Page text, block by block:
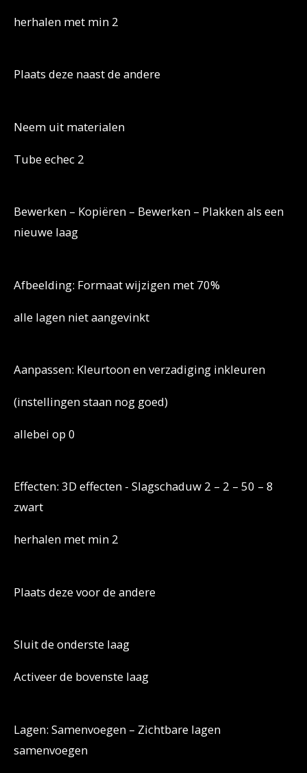
herhalen met min 2
Plaats deze naast de andere
Neem uit materialen
Tube echec 2
Bewerken – Kopiëren – Bewerken – Plakken als een
nieuwe laag
Afbeelding: Formaat wijzigen met 70%
alle lagen niet aangevinkt
Aanpassen: Kleurtoon en verzadiging inkleuren
(instellingen staan nog goed)
allebei op 0
Effecten: 3D effecten - Slagschaduw 2 – 2 – 50 – 8
zwart
herhalen met min 2
Plaats deze voor de andere
Sluit de onderste laag
Activeer de bovenste laag
Lagen: Samenvoegen – Zichtbare lagen
samenvoegen